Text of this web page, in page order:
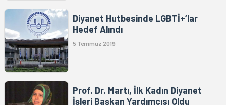
Diyanet Hutbesinde LGBTİ+’lar
Hedef Alındı
5 Temmuz 2019
Prof. Dr. Martı, İlk Kadın Diyanet
İşleri Başkan Yardımcısı Oldu